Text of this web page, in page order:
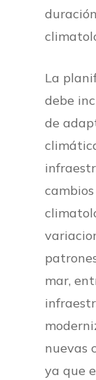
La
debe
de
mar,
nuevas
ya que